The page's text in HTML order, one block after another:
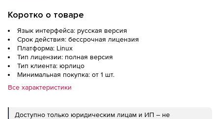
Коротко о товаре
Язык интерфейса: русская версия
Срок действия: бессрочная лицензия
Платформа: Linux
Тип лицензии: полная версия
Тип клиента: юрлицо
Минимальная покупка: от 1 шт.
Все характеристики
Доступно только юридическим лицам и ИП – не